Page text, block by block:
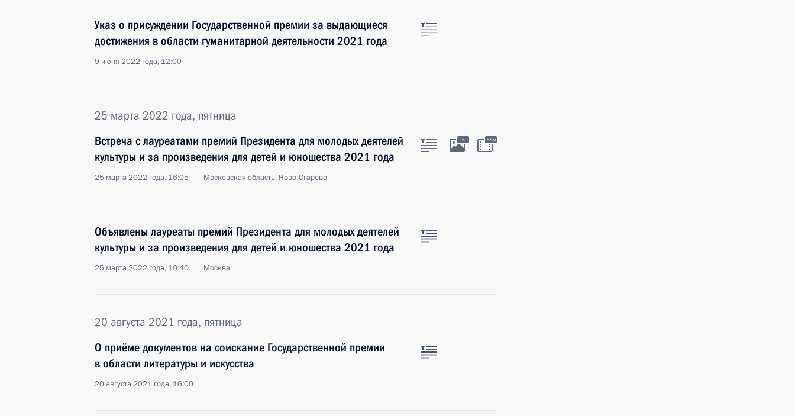
Указ о присуждении Государственной премии за выдающиеся
достижения в области гуманитарной деятельности 2021 года
9 июня 2022 года, 12:00
25 марта 2022 года, пятница
Встреча с лауреатами премий Президента для молодых деятелей
культуры и за произведения для детей и юношества 2021 года
25 марта 2022 года, 16:05 Московская область, Ново-Огарёво
5 55м
Объявлены лауреаты премий Президента для молодых деятелей
культуры и за произведения для детей и юношества 2021 года
25 марта 2022 года, 10:40 Москва
20 августа 2021 года, пятница
О приёме документов на соискание Государственной премии
в области литературы и искусства
20 августа 2021 года, 16:00